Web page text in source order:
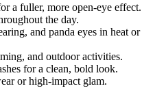
a fuller, more open-eye effect.
the day.
and panda eyes in heat or
and outdoor activities.
for a clean, bold look.
or high-impact glam.